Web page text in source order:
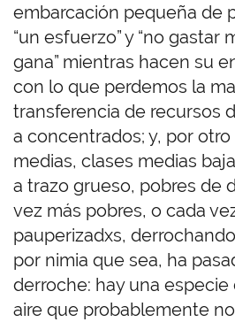
embarcación pequeña de
“un esfuerzo” y “no gastar
gana” mientras hacen su
con lo que perdemos la
transferencia de recursos
a concentrados; y, por
medias, clases medias
a trazo grueso, pobres de
vez más pobres, o cada
pauperizadxs,
por nimia que sea, ha
derroche: hay una
aire que probablemente